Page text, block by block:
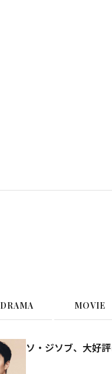
DRAMA MOVIE
ソ・ジソブ、大好